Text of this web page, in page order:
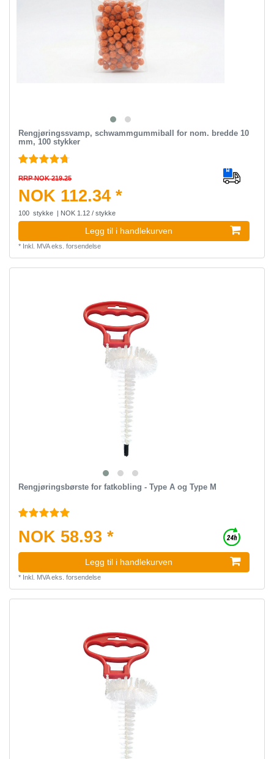
Rengjøringssvamp, schwammgummiball for nom. bredde 10
mm, 100 stykker
RRP NOK 219.25
NOK 112.34 *
100 stykke | NOK 1.12 / stykke
Legg til i handlekurven
* Inkl. MVAeks. forsendelse
Rengjøringsbørste for fatkobling - Type A og Type M
NOK 58.93 *
Legg til i handlekurven
* Inkl. MVAeks. forsendelse